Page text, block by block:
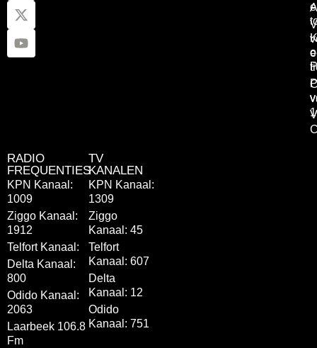
RADIO
FREQUENTIES
KPN Kanaal:
1009
Ziggo Kanaal:
1912
Telfort Kanaal:
Delta Kanaal:
800
Odido Kanaal:
2063
Laarbeek 106.8
Fm
TV
KANALEN
KPN Kanaal:
1309
Ziggo
Kanaal: 45
Telfort
Kanaal: 607
Delta
Kanaal: 12
Odido
Kanaal: 751